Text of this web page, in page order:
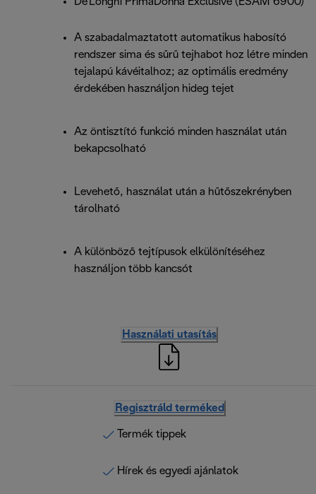
A szabadalmaztatott automatikus habosító
rendszer sima és sűrű tejhabot hoz létre minden
tejalapú kávéitalhoz; az optimális eredmény
érdekében használjon hideg tejet
Az öntisztító funkció minden használat után
bekapcsolható
Levehető, használat után a hűtőszekrényben
tárolható
A különböző tejtípusok elkülönítéséhez
használjon több kancsót
Használati utasítás
Regisztráld terméked
Termék tippek
Hírek és egyedi ajánlatok